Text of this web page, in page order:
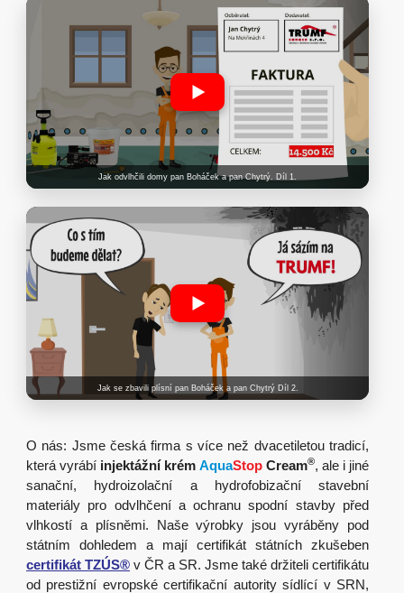
Jak odvlhčili domy pan Boháček a pan Chytrý. Díl 1.
Jak se zbavili plísní pan Boháček a pan Chytrý Díl 2.
O nás: Jsme česká firma s více než dvacetiletou tradicí,
která vyrábí injektážní krém AquaStop Cream®, ale i jiné
sanační, hydroizolační a hydrofobizační stavební
materiály pro odvlhčení a ochranu spodní stavby před
vlhkostí a plísněmi. Naše výrobky jsou vyráběny pod
státním dohledem a mají certifikát státních zkušeben
certifikát TZÚS® v ČR a SR. Jsme také držiteli certifikátu
od prestižní evropské certifikační autority sídlící v SRN,